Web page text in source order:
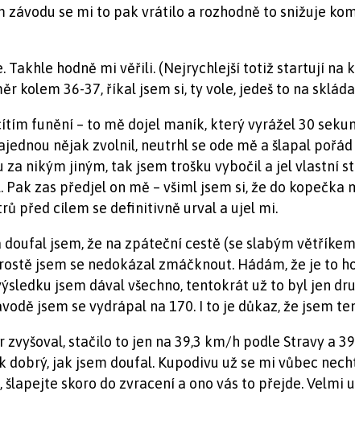
se mi to pak vrátilo a rozhodně to snižuje
Takhle hodně mi věřili. (Nejrychlejší totiž startují na
kolem 36-37, říkal jsem si, ty vole, jedeš to na
funění – to mě dojel maník, který vyrážel 30
nějak zvolnil, neutrhl se ode mě a šlapal
nikým jiným, tak jsem trošku vybočil a jel vlastní
zas předjel on mě – všiml jsem si, že do
před cílem se definitivně urval a ujel mi.
jsem, že na zpáteční cestě (se slabým
jsem se nedokázal zmáčknout. Hádám, že je to
jsem dával všechno, tentokrát už to byl jen
jsem se vydrápal na 170. I to je důkaz, že jsem
stačilo to jen na 39,3 km/h podle Stravy a
dobrý, jak jsem doufal. Kupodivu už se mi vůbec
skoro do zvracení a ono vás to přejde. Velmi